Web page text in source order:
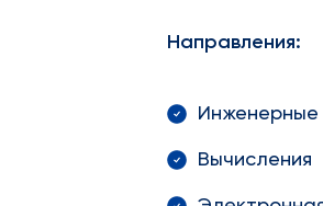
Направления:
Инженерные
Вычисления